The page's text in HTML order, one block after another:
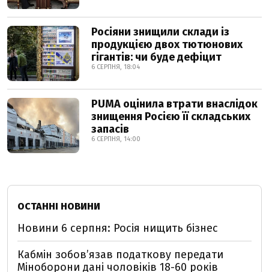
Росіяни знищили склади із
продукцією двох тютюнових
гігантів: чи буде дефіцит
6 СЕРПНЯ, 18:04
PUMA оцінила втрати внаслідок
знищення Росією її складських
запасів
6 СЕРПНЯ, 14:00
ОСТАННІ НОВИНИ
Новини 6 серпня: Росія нищить бізнес
Кабмін зобовʼязав податкову передати
Міноборони дані чоловіків 18-60 років